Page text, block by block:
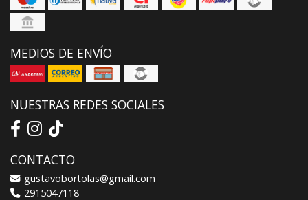
MEDIOS DE ENVÍO
NUESTRAS REDES SOCIALES
CONTACTO
gustavobortolas@gmail.com
2915047118